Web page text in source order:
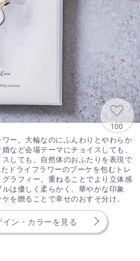
100
ー。大輪なのにふんわりとやわらか
など会場テーマにチョイスしても、
しても、自然体のおふたりを表現で
ドライフラワーのブーケを包むトレ
ラフィー。重ねることでより立体感
は優しく柔らかく、華やかな印象
を贈ることで幸せのおすそ分け。
ン・カラーを見る